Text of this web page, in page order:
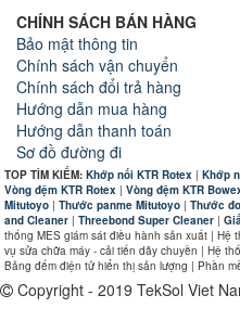
CHÍNH SÁCH BÁN HÀNG
Bảo mật thông tin
Chính sách vận chuyển
Chính sách đổi trả hàng
Hướng dẫn mua hàng
Hướng dẫn thanh toán
Sơ đồ đường đi
TOP TÌM KIẾM:Khớp nối KTR Rotex |Khớp
Vòng đệm KTR Rotex | Vòng đệm KTR
Mitutoyo |Thước panme Mitutoyo |Thước
and Cleaner |Threebond Super Cleaner |
thống MES giám sát điều hành sản xuất | Hệ
vụ sửa chữa máy - cải tiến dây chuyền | Hệ
Bảng đếm điện tử hiển thị sản lượng | Phần
Copyright - 2019 TekSol Viet